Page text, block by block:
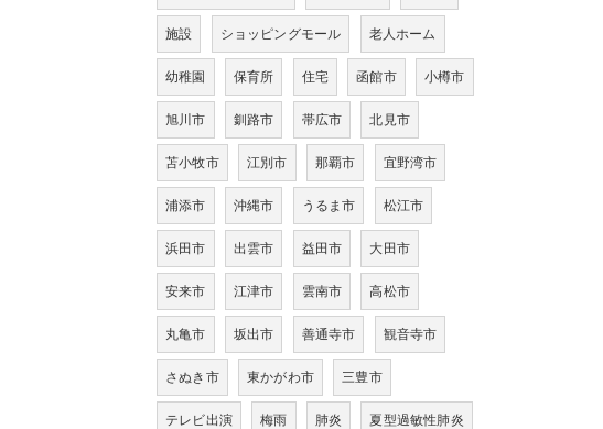
施設 ショッピングモール 老人ホーム
幼稚園 保育所 住宅 函館市 小樽市
旭川市 釧路市 帯広市 北見市
苫小牧市 江別市 那覇市 宜野湾市
浦添市 沖縄市 うるま市 松江市
浜田市 出雲市 益田市 大田市
安来市 江津市 雲南市 高松市
丸亀市 坂出市 善通寺市 観音寺市
さぬき市 東かがわ市 三豊市
テレビ出演 梅雨 肺炎 夏型過敏性肺炎